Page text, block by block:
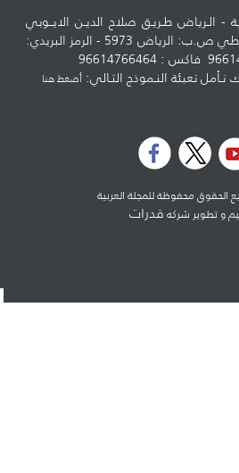
- الـرياض طـريـق صلاح الديـن الايــوبي
(الستين) - شـارع المنفلوطي ص.ب: الرياض 5973 - الرمز البريدي:
نـأمل تعبئة النـموذج التـالي:أضغط هنا
و تطوير شركهقدرات